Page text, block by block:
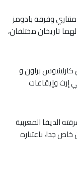
وفرقة بادومز
تاريخان مختلفان،
براون و
إرث وإيقاعات
الديفا المغربية
جدا، باعتباره